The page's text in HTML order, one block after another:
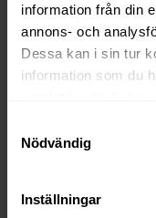
information från din
annons- och
Dessa kan i sin tur
information som du
Nödvändig
Inställningar